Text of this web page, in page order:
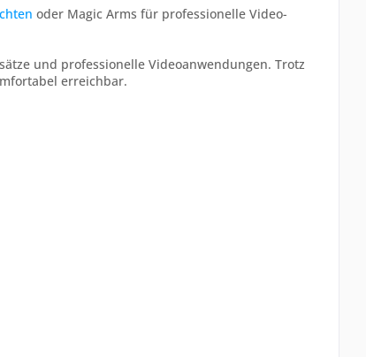
oder Magic Arms für professionelle Video-
und professionelle Videoanwendungen. Trotz
erreichbar.